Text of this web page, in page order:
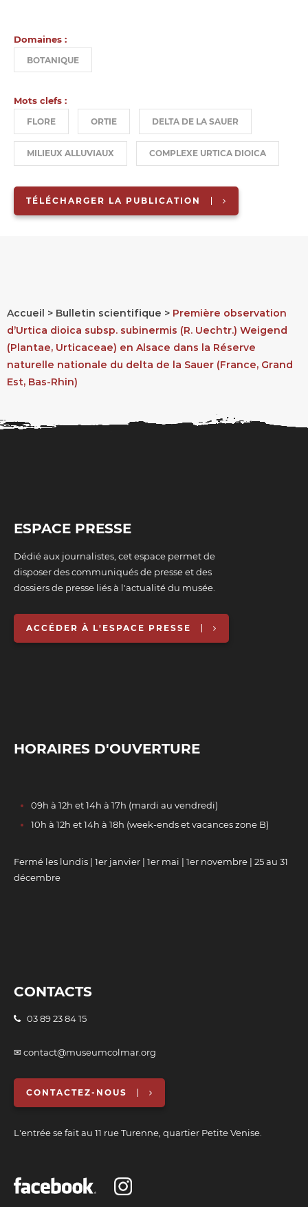
Domaines :
BOTANIQUE
Mots clefs :
FLORE ORTIE DELTA DE LA SAUER
MILIEUX ALLUVIAUX COMPLEXE URTICA DIOICA
TÉLÉCHARGER LA PUBLICATION
FIL
D'ARIANE
Accueil Bulletin scientifique
Première observation
d’Urtica dioica subsp. subinermis (R. Uechtr.) Weigend
(Plantae, Urticaceae) en Alsace dans la Réserve
naturelle nationale du delta de la Sauer (France, Grand
Est, Bas-Rhin)
ESPACE PRESSE
Dédié aux journalistes, cet espace permet de
disposer des communiqués de presse et des
dossiers de presse liés à l'actualité du musée.
ACCÉDER À L'ESPACE PRESSE
HORAIRES D'OUVERTURE
09h à 12h et 14h à 17h (mardi au vendredi)
10h à 12h et 14h à 18h (week-ends et vacances zone B)
Fermé les lundis | 1er janvier | 1er mai | 1er novembre | 25 au 31
décembre
CONTACTS
03 89 23 84 15
✉ contact@museumcolmar.org
CONTACTEZ-NOUS
L'entrée se fait au 11 rue Turenne, quartier Petite Venise.